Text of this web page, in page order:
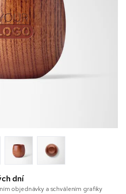
dní
objednávky a schválením grafiky